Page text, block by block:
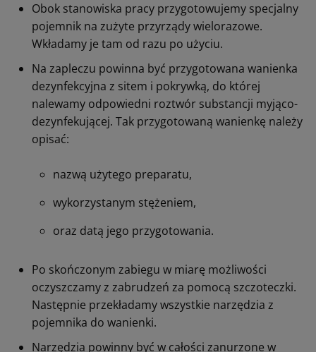
Obok stanowiska pracy przygotowujemy specjalny
pojemnik na zużyte przyrządy wielorazowe.
Wkładamy je tam od razu po użyciu.
Na zapleczu powinna być przygotowana wanienka
dezynfekcyjna z sitem i pokrywką, do której
nalewamy odpowiedni roztwór substancji myjąco-
dezynfekującej. Tak przygotowaną wanienkę należy
opisać:
nazwą użytego preparatu,
wykorzystanym stężeniem,
oraz datą jego przygotowania.
Po skończonym zabiegu w miarę możliwości
oczyszczamy z zabrudzeń za pomocą szczoteczki.
Następnie przekładamy wszystkie narzędzia z
pojemnika do wanienki.
Narzędzia powinny być w całości zanurzone w